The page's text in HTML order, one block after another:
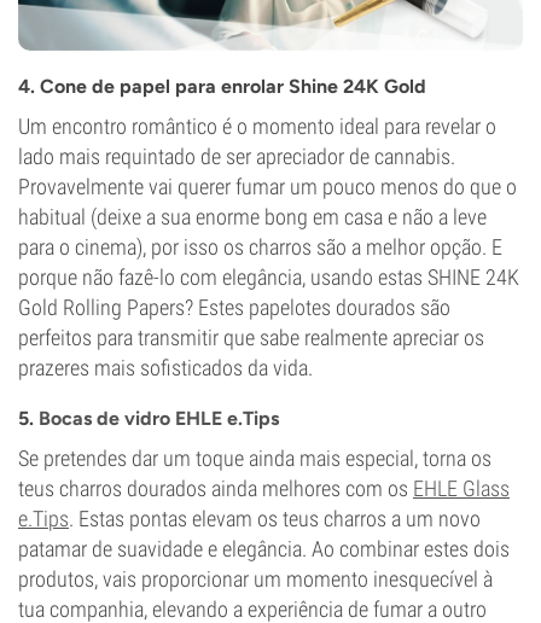
4. Cone de papel para enrolar Shine 24K Gold
Um encontro romântico é o momento ideal para revelar o
lado mais requintado de ser apreciador de cannabis.
Provavelmente vai querer fumar um pouco menos do que o
habitual (deixe a sua enorme bong em casa e não a leve
para o cinema), por isso os charros são a melhor opção. E
porque não fazê-lo com elegância, usando estas SHINE 24K
Gold Rolling Papers? Estes papelotes dourados são
perfeitos para transmitir que sabe realmente apreciar os
prazeres mais sofisticados da vida.
5. Bocas de vidro EHLE e.Tips
Se pretendes dar um toque ainda mais especial, torna os
teus charros dourados ainda melhores com os EHLE Glass
e.Tips. Estas pontas elevam os teus charros a um novo
patamar de suavidade e elegância. Ao combinar estes dois
produtos, vais proporcionar um momento inesquecível à
tua companhia, elevando a experiência de fumar a outro